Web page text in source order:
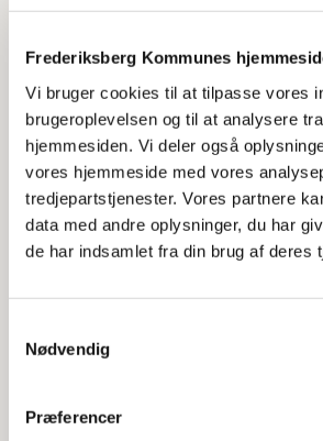
Frederiksberg Kommunes
Vi bruger cookies til at tilpasse vores
brugeroplevelsen og til at analysere
hjemmesiden. Vi deler også
vores hjemmeside med vores
tredjepartstjenester. Vores partnere
data med andre oplysninger, du har
de har indsamlet fra din brug af deres
Nødvendig
Præferencer
Individuel kostvejledning
kronisk sygdom
Den rigtige kost har stor
behandlingen af din sygdom. I
tager den kliniske diætist
hverdag.